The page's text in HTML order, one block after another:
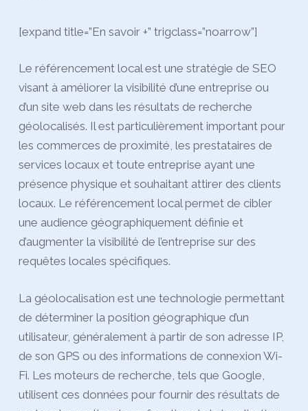
[expand title=”En savoir +” trigclass=”noarrow”]
Le référencement local est une stratégie de SEO
visant à améliorer la visibilité d’une entreprise ou
d’un site web dans les résultats de recherche
géolocalisés. Il est particulièrement important pour
les commerces de proximité, les prestataires de
services locaux et toute entreprise ayant une
présence physique et souhaitant attirer des clients
locaux. Le référencement local permet de cibler
une audience géographiquement définie et
d’augmenter la visibilité de l’entreprise sur des
requêtes locales spécifiques.
La géolocalisation est une technologie permettant
de déterminer la position géographique d’un
utilisateur, généralement à partir de son adresse IP,
de son GPS ou des informations de connexion Wi-
Fi. Les moteurs de recherche, tels que Google,
utilisent ces données pour fournir des résultats de